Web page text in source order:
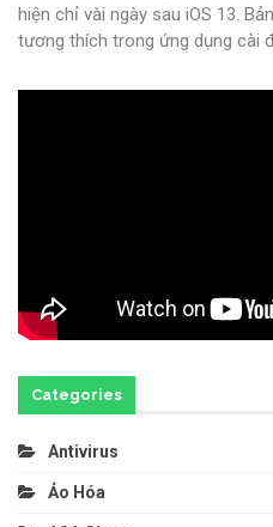
hiện chỉ vài ngày sau iOS 13.
tương thích trong ứng dụng cài
Categories
Antivirus
Ảo Hóa